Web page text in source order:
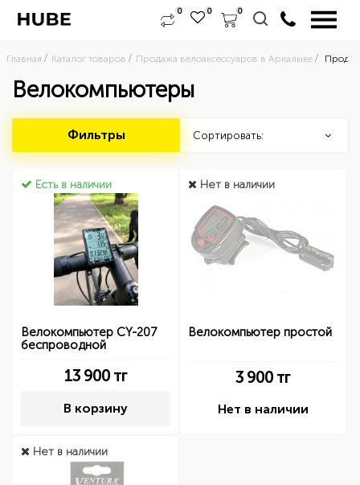
0 0 0
Главная Каталог товаров Продажа велоаксессуаров в Аркалыке
Велокомпьютеры
Фильтры Сортировать:
Есть в наличии
Велокомпьютер CY-207
беспроводной
13 900 тг
В корзину
Нет в наличии
Велокомпьютер простой
3 900 тг
Нет в наличии
Нет в наличии